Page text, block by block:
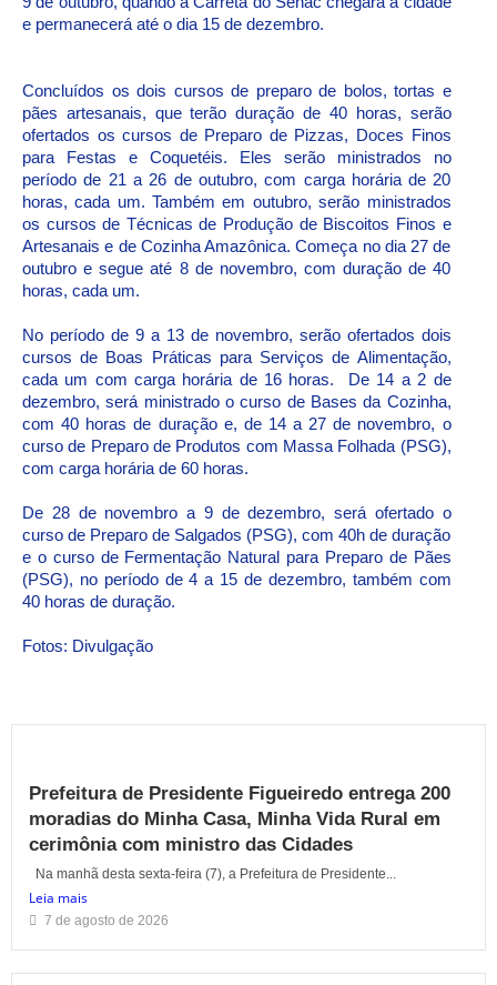
e permanecerá até o dia 15 de dezembro.
Concluídos os dois cursos de preparo de bolos, tortas e
pães artesanais, que terão duração de 40 horas, serão
ofertados os cursos de Preparo de Pizzas, Doces Finos
para Festas e Coquetéis. Eles serão ministrados no
período de 21 a 26 de outubro, com carga horária de 20
horas, cada um. Também em outubro, serão ministrados
os cursos de Técnicas de Produção de Biscoitos Finos e
Artesanais e de Cozinha Amazônica. Começa no dia 27 de
outubro e segue até 8 de novembro, com duração de 40
horas, cada um.
No período de 9 a 13 de novembro, serão ofertados dois
cursos de Boas Práticas para Serviços de Alimentação,
cada um com carga horária de 16 horas. De 14 a 2 de
dezembro, será ministrado o curso de Bases da Cozinha,
com 40 horas de duração e, de 14 a 27 de novembro, o
curso de Preparo de Produtos com Massa Folhada (PSG),
com carga horária de 60 horas.
De 28 de novembro a 9 de dezembro, será ofertado o
curso de Preparo de Salgados (PSG), com 40h de duração
e o curso de Fermentação Natural para Preparo de Pães
(PSG), no período de 4 a 15 de dezembro, também com
40 horas de duração.
Fotos: Divulgação
Prefeitura de Presidente Figueiredo entrega 200
moradias do Minha Casa, Minha Vida Rural em
cerimônia com ministro das Cidades
Na manhã desta sexta-feira (7), a Prefeitura de Presidente...
Leia mais
7 de agosto de 2026